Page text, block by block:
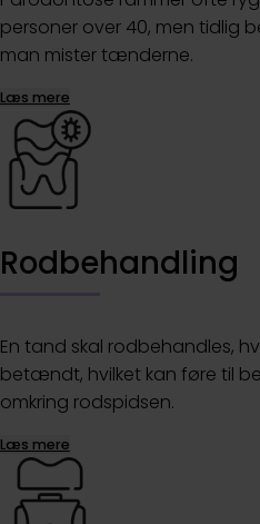
personer over 40, men tidlig
man mister tænderne.
Læs mere
Rodbehandling
En tand skal rodbehandles,
betændt, hvilket kan føre til
omkring rodspidsen.
Læs mere